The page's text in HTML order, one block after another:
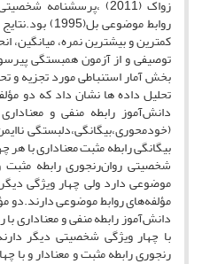
روابط موضوعی
کمترین و بیشترین نمره،
توصیفی و از آزمون همبستگی
بخش آمار استنباطی مورد تجزیه و
تحلیل داده ها نشان داد که دو
دانش‌آموز رابطه منفی و
(خودمحوری،بیگانگی،دلبستگی
بیگانگی رابطه مثبت معناداری با
شخصیتی روان‌رنجوری رابطه مثبت
موضوعی دارد ولی چهار ویژگی
مؤلفه‌های روابط موضوعی دارند.دو
دانش‌آموز رابطه منفی و معناداری
با چهار ویژگی شخصیتی دیگر
رنجوری رابطه مثبت و معنادار و با